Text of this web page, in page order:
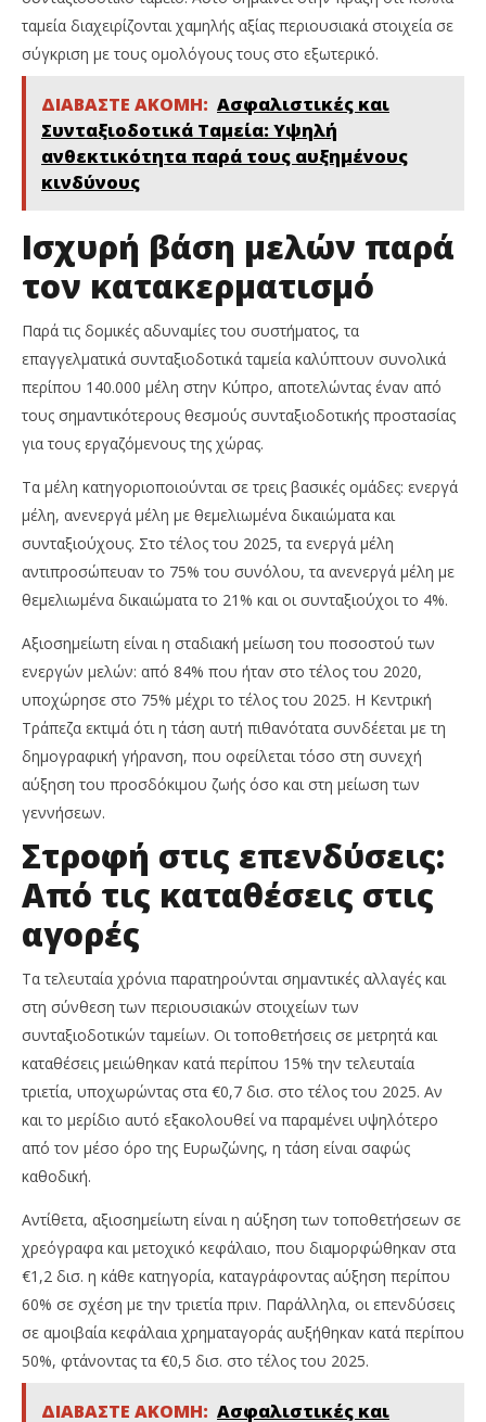
ταμεία διαχειρίζονται χαμηλής αξίας περιουσιακά στοιχεία σε
σύγκριση με τους ομολόγους τους στο εξωτερικό.
ΔΙΑΒΑΣΤΕ ΑΚΟΜΗ: Ασφαλιστικές και
Συνταξιοδοτικά Ταμεία: Υψηλή
ανθεκτικότητα παρά τους αυξημένους
κινδύνους
Ισχυρή βάση μελών παρά
τον κατακερματισμό
Παρά τις δομικές αδυναμίες του συστήματος, τα
επαγγελματικά συνταξιοδοτικά ταμεία καλύπτουν συνολικά
περίπου 140.000 μέλη στην Κύπρο, αποτελώντας έναν από
τους σημαντικότερους θεσμούς συνταξιοδοτικής προστασίας
για τους εργαζόμενους της χώρας.
Τα μέλη κατηγοριοποιούνται σε τρεις βασικές ομάδες: ενεργά
μέλη, ανενεργά μέλη με θεμελιωμένα δικαιώματα και
συνταξιούχους. Στο τέλος του 2025, τα ενεργά μέλη
αντιπροσώπευαν το 75% του συνόλου, τα ανενεργά μέλη με
θεμελιωμένα δικαιώματα το 21% και οι συνταξιούχοι το 4%.
Αξιοσημείωτη είναι η σταδιακή μείωση του ποσοστού των
ενεργών μελών: από 84% που ήταν στο τέλος του 2020,
υποχώρησε στο 75% μέχρι το τέλος του 2025. Η Κεντρική
Τράπεζα εκτιμά ότι η τάση αυτή πιθανότατα συνδέεται με τη
δημογραφική γήρανση, που οφείλεται τόσο στη συνεχή
αύξηση του προσδόκιμου ζωής όσο και στη μείωση των
γεννήσεων.
Στροφή στις επενδύσεις:
Από τις καταθέσεις στις
αγορές
Τα τελευταία χρόνια παρατηρούνται σημαντικές αλλαγές και
στη σύνθεση των περιουσιακών στοιχείων των
συνταξιοδοτικών ταμείων. Οι τοποθετήσεις σε μετρητά και
καταθέσεις μειώθηκαν κατά περίπου 15% την τελευταία
τριετία, υποχωρώντας στα €0,7 δισ. στο τέλος του 2025. Αν
και το μερίδιο αυτό εξακολουθεί να παραμένει υψηλότερο
από τον μέσο όρο της Ευρωζώνης, η τάση είναι σαφώς
καθοδική.
Αντίθετα, αξιοσημείωτη είναι η αύξηση των τοποθετήσεων σε
χρεόγραφα και μετοχικό κεφάλαιο, που διαμορφώθηκαν στα
€1,2 δισ. η κάθε κατηγορία, καταγράφοντας αύξηση περίπου
60% σε σχέση με την τριετία πριν. Παράλληλα, οι επενδύσεις
σε αμοιβαία κεφάλαια χρηματαγοράς αυξήθηκαν κατά περίπου
50%, φτάνοντας τα €0,5 δισ. στο τέλος του 2025.
ΔΙΑΒΑΣΤΕ ΑΚΟΜΗ: Ασφαλιστικές και